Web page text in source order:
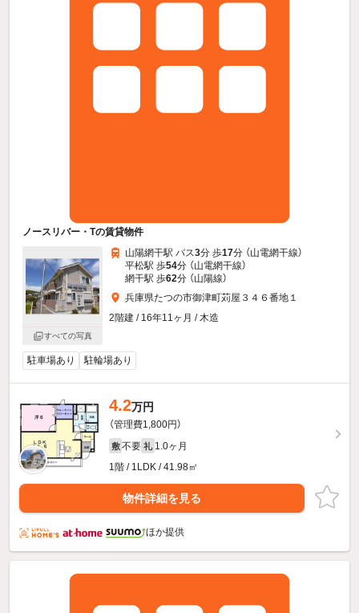
ノースリバー・Tの賃貸物件
すべての写真
山陽網干駅 バス3分 歩17分 （山電網干線）
平松駅 歩54分 （山電網干線）
網干駅 歩62分 （山陽線）
兵庫県たつの市御津町苅屋３４６番地１
2階建 / 16年11ヶ月 / 木造
駐車場あり 駐輪場あり
4.2万円
（管理費1,800円）
敷 不要 礼 1.0ヶ月
1階 / 1LDK / 41.98㎡
物件詳細を見る
ほか提供